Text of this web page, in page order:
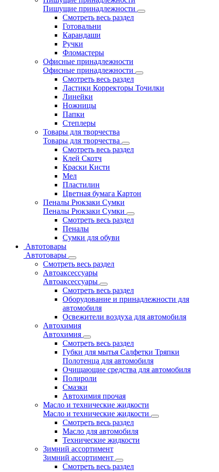
Пишущие принадлежности
Смотреть весь раздел
Готовальни
Карандаши
Ручки
Фломастеры
Офисные принадлежности
Офисные принадлежности
Смотреть весь раздел
Ластики Корректоры Точилки
Линейки
Ножницы
Папки
Степлеры
Товары для творчества
Товары для творчества
Смотреть весь раздел
Клей Скотч
Краски Кисти
Мел
Пластилин
Цветная бумага Картон
Пеналы Рюкзаки Сумки
Пеналы Рюкзаки Сумки
Смотреть весь раздел
Пеналы
Сумки для обуви
Автотовары
Автотовары
Смотреть весь раздел
Автоаксессуары
Автоаксессуары
Смотреть весь раздел
Оборудование и принадлежности для
автомобиля
Освежители воздуха для автомобиля
Автохимия
Автохимия
Смотреть весь раздел
Губки для мытья Салфетки Тряпки
Полотенца для автомобиля
Очищающие средства для автомобиля
Полироли
Смазки
Автохимия прочая
Масло и технические жидкости
Масло и технические жидкости
Смотреть весь раздел
Масло для автомобиля
Технические жидкости
Зимний ассортимент
Зимний ассортимент
Смотреть весь раздел